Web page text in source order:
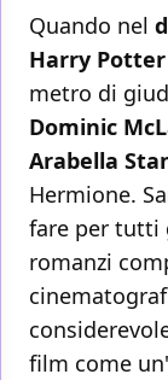
Quando nel
Harry Potter
metro di
Dominic
Arabella
Hermione.
fare per tutti
romanzi
film come